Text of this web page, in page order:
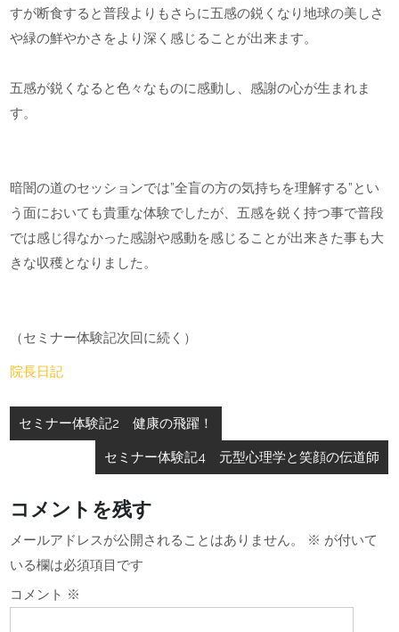
すが断食すると普段よりもさらに五感の鋭くなり地球の美しさ
や緑の鮮やかさをより深く感じることが出来ます。
五感が鋭くなると色々なものに感動し、感謝の心が生まれま
す。
暗闇の道のセッションでは”全盲の方の気持ちを理解する”とい
う面においても貴重な体験でしたが、五感を鋭く持つ事で普段
では感じ得なかった感謝や感動を感じることが出来きた事も大
きな収穫となりました。
（セミナー体験記次回に続く）
院長日記
投
稿
ビ
ゲ
ー
シ
セミナー体験記2 健康の飛躍！
セミナー体験記4 元型心理学と笑顔の伝道師
コメントを残す
メールアドレスが公開されることはありません。 ※ が付いて
いる欄は必須項目です
コメント ※